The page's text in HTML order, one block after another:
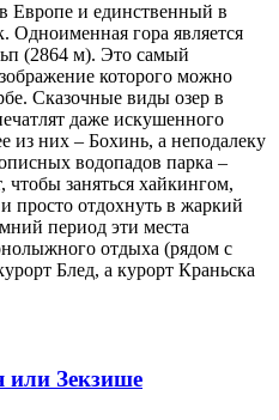
Европе и единственный в
гора является
(2864 м). Это самый
которого можно
Сказочные виды озер в
даже искушенного
из них – Бохинь, а неподалеку
водопадов парка –
заняться хайкингом,
просто отдохнуть в жаркий
период эти места
отдыха (рядом с
Блед, а курорт Краньска
или Зекзише